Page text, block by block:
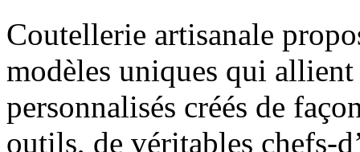
Coutellerie artisanale
modèles uniques qui
personnalisés créés de
outils, de véritables chefs-